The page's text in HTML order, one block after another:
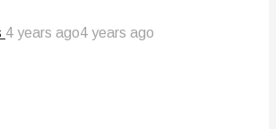
4 years ago4 years ago